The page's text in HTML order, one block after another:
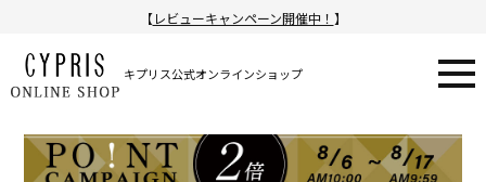
【レビューキャンペーン開催中！ 】
キプリス公式オンラインショップ